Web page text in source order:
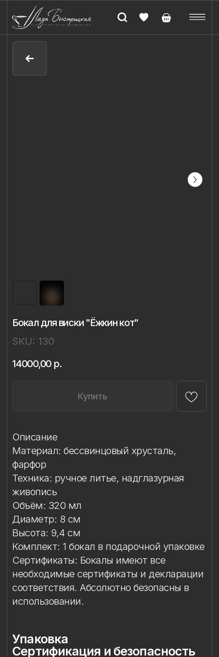
р.
Описание
фарфор
Комплект: 1 бокал в подарочной упаковке
Сертификаты: Бокалы имеют все
необходимые сертификаты и декларации
соответствия. Абсолютно безопасны в
использовании.
Упаковка
Сертификация и безопасность
Условия эксплуатации
Мойка
Защита от повреждений
Особое внимание к
фарфоровому элементу
Упаковка
Подарочная упаковка входит
в стоимость изделия.
Изделие прошло необходимые
испытания и имеет сертификаты
соответствия. Бокал безопасен для